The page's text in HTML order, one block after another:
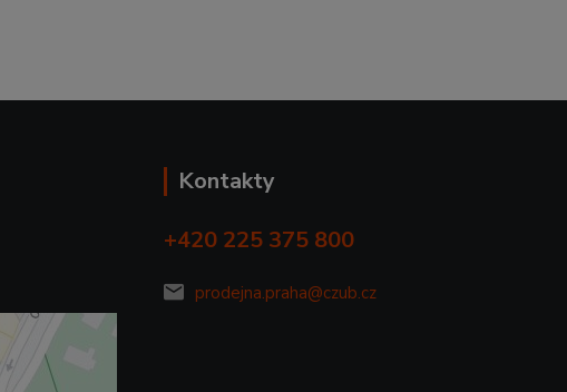
Kontakty
+420 225 375 800
prodejna.praha@czub.cz